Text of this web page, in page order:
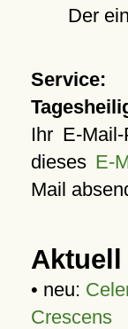
Der
Service:
Ihr E-
dieses E-
Mail
Aktuell
• neu:
Crescens